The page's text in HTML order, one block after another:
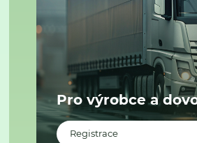
Pro výrobce a
Registrace